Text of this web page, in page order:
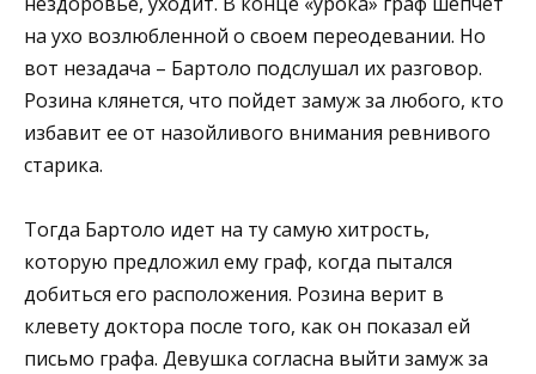
на ухо возлюбленной о своем переодевании. Но
вот незадача – Бартоло подслушал их разговор.
Розина клянется, что пойдет замуж за любого, кто
избавит ее от назойливого внимания ревнивого
старика.
Тогда Бартоло идет на ту самую хитрость,
которую предложил ему граф, когда пытался
добиться его расположения. Розина верит в
клевету доктора после того, как он показал ей
письмо графа. Девушка согласна выйти замуж за